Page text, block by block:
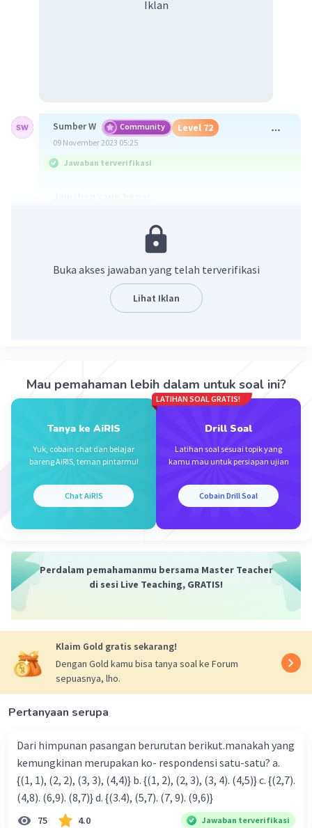
Iklan
Sumber W Community Level 72
09 November 2023 05:25
Jawaban terverifikasi
(4x - 5y - 7) - (-3x + 10y - 1) = 4x - 5y - 7 + 3x - 10y +
= 7x - 15y - 6
09 November 2023 05:41
Terimakasih kak
Iklan
Nanda R Community Level 89
09 November 2023 06:20
Jawaban terverifikasi
(4x-5y-7)-(-3x+10y-1) = 4x-5y-7+3x-10y+1
Beri Rating·0.0(0) Balas
H. Endah Master Teacher
09 November 2023 06:33
Jawaban terverifikasi
>> -(a + b) = -a - b
>> ax + bx = (a + b)x
Pembahasan:
(4x - 5y - 7) - (-3x + 10y - 1)
Buka akses jawaban yang telah terverifikasi
Lihat Iklan
Mau pemahaman lebih dalam untuk soal ini?
Tanya ke AiRIS
Yuk, cobain chat dan belajar
bareng AiRIS, teman pintarmu!
Chat AiRIS
LATIHAN SOAL GRATIS!
Drill Soal
Latihan soal sesuai topik yang
kamu mau untuk persiapan ujian
Cobain Drill Soal
Perdalam pemahamanmu bersama Master Teacher
di sesi Live Teaching, GRATIS!
Klaim Gold gratis sekarang!
Dengan Gold kamu bisa tanya soal ke Forum
sepuasnya, lho.
Pertanyaan serupa
Dari himpunan pasangan berurutan berikut.manakah yang
kemungkinan merupakan ko- respondensi satu-satu? a.
{(1, 1), (2, 2), (3, 3), (4,4)} b. {(1, 2), (2, 3), (3, 4). (4,5)} c. {(2,7).
(4,8). (6,9). (8,7)} d. {(3.4), (5,7). (7, 9). (9,6)}
75 4.0 Jawaban terverifikasi